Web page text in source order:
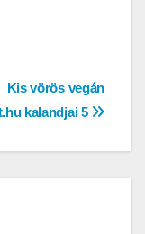
Kis vörös vegán
kalandjai 5